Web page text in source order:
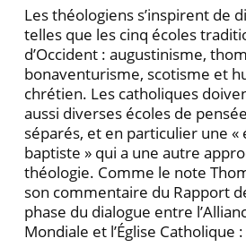
Les théologiens s’inspirent de
telles que les cinq écoles
d’Occident : augustinisme,
bonaventurisme, scotisme et
chrétien. Les catholiques
aussi diverses écoles de
séparés, et en particulier une «
baptiste » qui a une autre
théologie. Comme le note
son commentaire du Rapport
phase du dia­logue entre
Mondiale et l’Église Ca­tholique :